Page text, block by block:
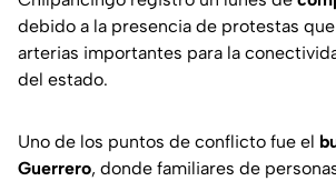
debido a la presencia de protestas
arterias importantes para la
del estado.
Uno de los puntos de conflicto fue el
Guerrero, donde familiares de